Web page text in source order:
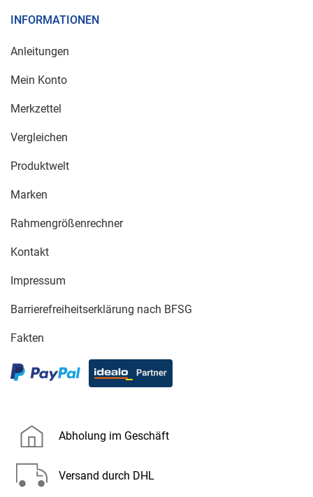
INFORMATIONEN
Anleitungen
Mein Konto
Merkzettel
Vergleichen
Produktwelt
Marken
Rahmengrößenrechner
Kontakt
Impressum
Barrierefreiheitserklärung nach BFSG
Fakten
Abholung im Geschäft
Versand durch DHL